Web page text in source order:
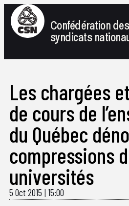
Confédération des
syndicats
Les chargées
de cours de
du Québec
compressions
universités
5 Oct 2015 | 15:00